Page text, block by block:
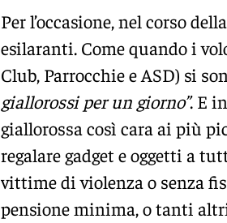
Per l’occasione, nel corso
esilaranti. Come quando i
Club, Parrocchie e ASD) si
giallorossi per un giorno”. E
giallorossa così cara ai più
regalare gadget e oggetti a
vittime di violenza o senza
pensione minima, o tanti